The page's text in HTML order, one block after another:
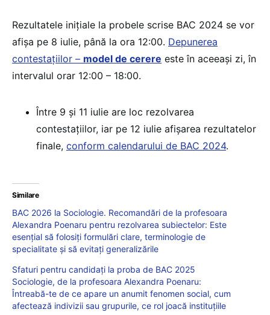
Rezultatele inițiale la probele scrise BAC 2024 se vor
afișa pe 8 iulie, până la ora 12:00. Depunerea
contestațiilor – model de cerere este în aceeași zi, în
intervalul orar 12:00 – 18:00.
Între 9 și 11 iulie are loc rezolvarea
contestațiilor, iar pe 12 iulie afișarea rezultatelor
finale, conform calendarului de BAC 2024.
Similare
BAC 2026 la Sociologie. Recomandări de la profesoara
Alexandra Poenaru pentru rezolvarea subiectelor: Este
esențial să folosiți formulări clare, terminologie de
specialitate și să evitați generalizările
Sfaturi pentru candidați la proba de BAC 2025
Sociologie, de la profesoara Alexandra Poenaru:
Întreabă-te de ce apare un anumit fenomen social, cum
afectează indivizii sau grupurile, ce rol joacă instituțiile